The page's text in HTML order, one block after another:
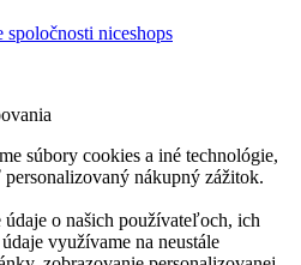
niceshops
súbory cookies a iné technológie,
nákupný zážitok.
o našich používateľoch, ich
využívame na neustále